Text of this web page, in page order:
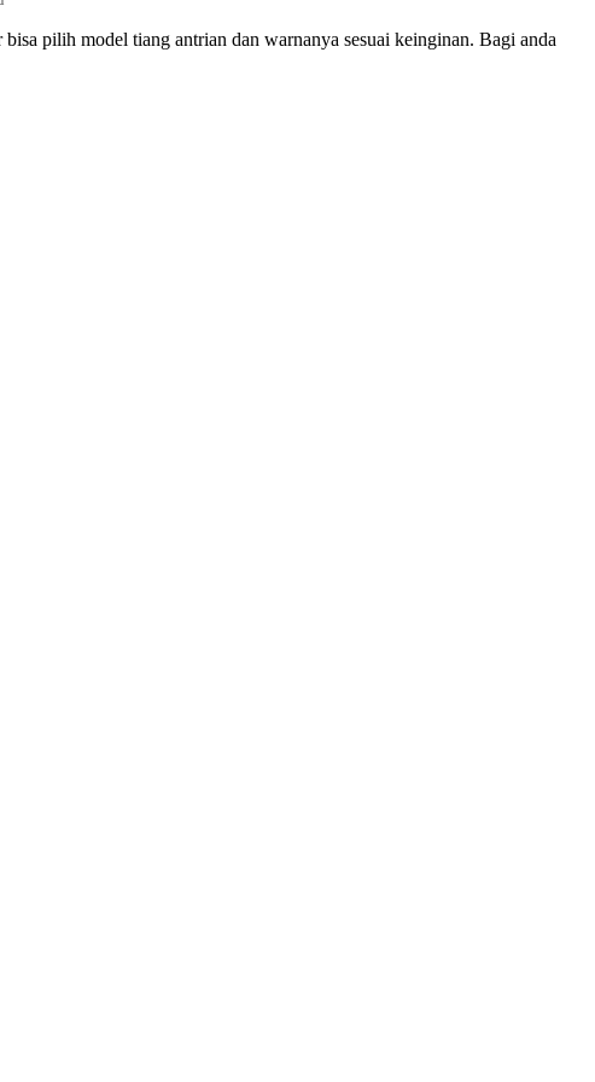
pilih model tiang antrian dan warnanya sesuai keinginan. Bagi anda